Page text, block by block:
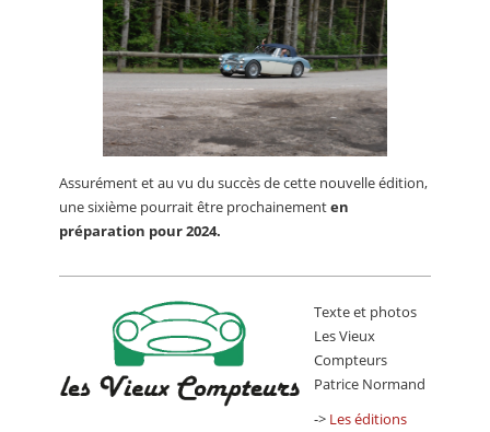
Assurément et au vu du succès de cette nouvelle édition,
une sixième pourrait être prochainementen
préparation pour 2024.
Texte et photos
Les Vieux
Compteurs
Patrice Normand
-> Les éditions